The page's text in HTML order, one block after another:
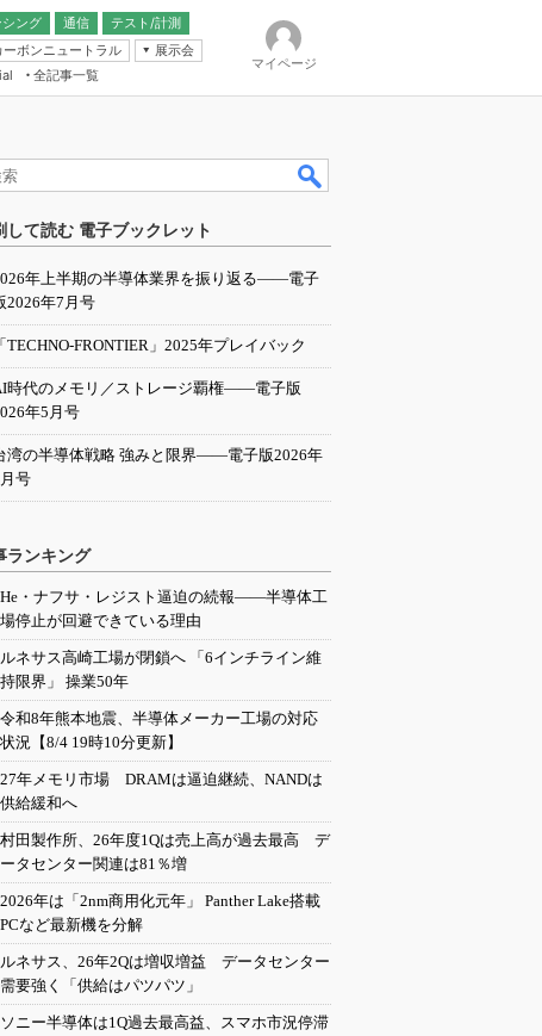
ング
通信
テスト/計測
ーボンニュートラル
展示会
ピューティング
全記事一覧
マイページ
して読む 電子ブックレット
年上半期の半導体業界を振り返る――電子
2026年7月号
「TECHNO-FRONTIER」2025年プレイバック
時代のメモリ／ストレージ覇権――電子版
年5月号
湾の半導体戦略 強みと限界――電子版2026年
号
ランキング
He・ナフサ・レジスト逼迫の続報――半導体工
場停止が回避できている理由
ルネサス高崎工場が閉鎖へ 「6インチライン維
持限界」 操業50年
令和8年熊本地震、半導体メーカー工場の対応
状況【8/4 19時10分更新】
27年メモリ市場 DRAMは逼迫継続、NANDは
供給緩和へ
村田製作所、26年度1Qは売上高が過去最高 デ
ータセンター関連は81％増
2026年は「2nm商用化元年」 Panther Lake搭載
PCなど最新機を分解
ルネサス、26年2Qは増収増益 データセンター
需要強く「供給はパツパツ」
ソニー半導体は1Q過去最高益、スマホ市況停滞